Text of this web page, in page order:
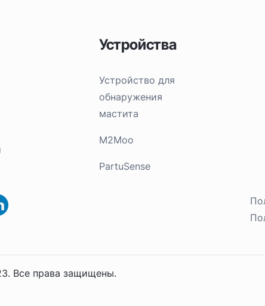
Устройства
Устройство для
обнаружения
мастита
M2Moo
PartuSense
Все права защищены.